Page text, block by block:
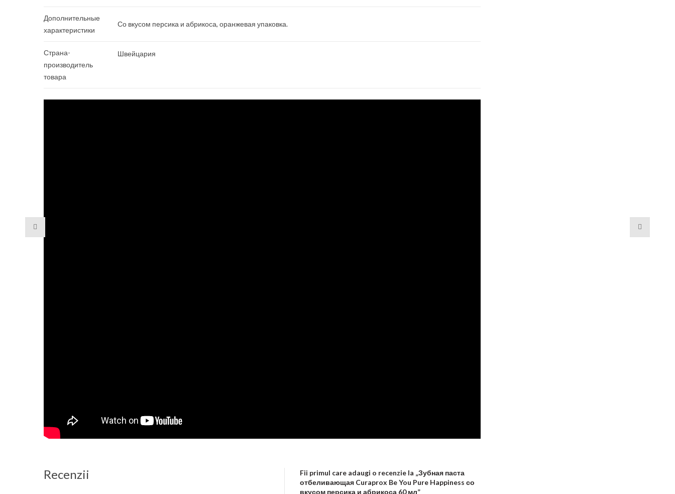
Дополнительные
характеристики
Со вкусом персика и абрикоса, оранжевая упаковка.
Страна-
производитель
товара
Швейцария
Recenzii
Fii primul care adaugi o recenzie la „Зубная паста
отбеливающая Curaprox Be You Pure Happiness со
вкусом персика и абрикоса 60 мл”